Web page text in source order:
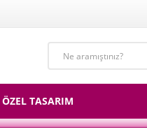
TASARIM